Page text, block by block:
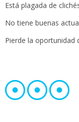
Está plagada de
No tiene buenas
Pierde la oportunidad